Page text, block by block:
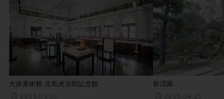
大原美術館 児島虎次郎記念館
2025.09.20
新渓園
2025.04.25